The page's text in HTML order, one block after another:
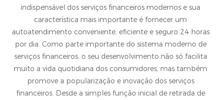
indispensável dos serviços financeiros modernos e sua
característica mais importante é fornecer um
autoatendimento conveniente, eficiente e seguro 24 horas
por dia. Como parte importante do sistema moderno de
serviços financeiros, o seu desenvolvimento não só facilita
muito a vida quotidiana dos consumidores, mas também
promove a popularização e inovação dos serviços
financeiros. Desde a simples função inicial de retirada de